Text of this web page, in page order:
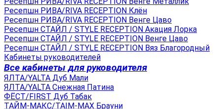
Ресепшн РИВА/RIVA RECEPTION Клён
Ресепшн РИВА/RIVA RECEPTION Венге Цаво
Ресепшн СТАЙЛ / STYLE RECEPTION Акация Лорка
Ресепшн СТАЙЛ / STYLE RECEPTION Венге Цаво
Ресепшн СТАЙЛ / STYLE RECEPTION Вяз Благородный
Кабинеты руководителей
Все кабинеты для руководителя
ЯЛТА/YALTA Дуб Мали
ЯЛТА/YALTA Снежная Патина
ФЁСТ/FIRST Дуб Табак
ТАЙМ-МАКС/TAIM-MAX Брауни